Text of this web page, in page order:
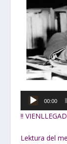
Reproductor
audio
00:00
‼
Lektura del